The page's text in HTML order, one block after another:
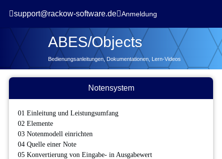
support@rackow-software.deAnmeldung
ABES/Objects
Bedienungsanleitungen, Dokumentationen, Lern-Videos
Notensystem
01 Einleitung und Leistungsumfang
02 Elemente
03 Notenmodell einrichten
04 Quelle einer Note
05 Konvertierung von Eingabe- in Ausgabewert